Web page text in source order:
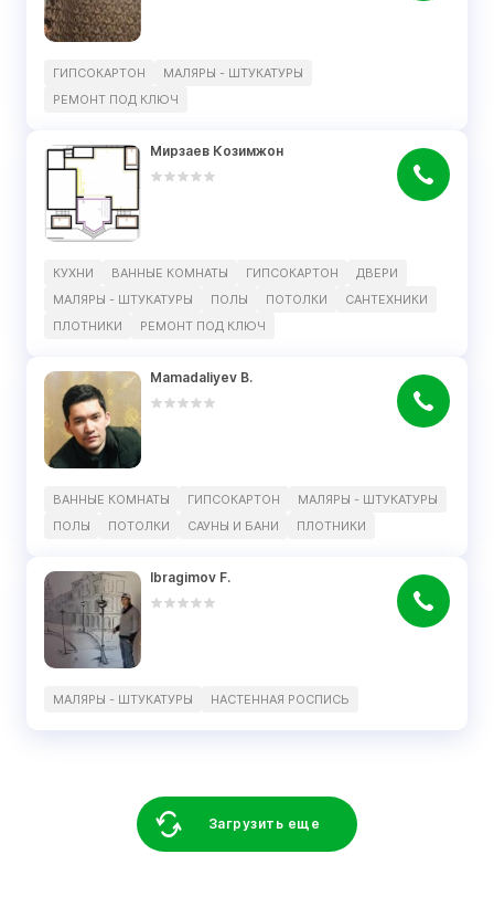
ГИПСОКАРТОН
МАЛЯРЫ - ШТУКАТУРЫ
РЕМОНТ ПОД КЛЮЧ
Мирзаев Козимжон
КУХНИ ВАННЫЕ КОМНАТЫ ГИПСОКАРТОН
ДВЕРИ
МАЛЯРЫ - ШТУКАТУРЫ
ПОЛЫ ПОТОЛКИ
САНТЕХНИКИ
ПЛОТНИКИ
РЕМОНТ ПОД КЛЮЧ
Mamadaliyev B.
ВАННЫЕ КОМНАТЫ ГИПСОКАРТОН
МАЛЯРЫ - ШТУКАТУРЫ
ПОЛЫ
ПОТОЛКИ САУНЫ И БАНИ ПЛОТНИКИ
Ibragimov F.
МАЛЯРЫ - ШТУКАТУРЫ НАСТЕННАЯ РОСПИСЬ
Загрузить еще